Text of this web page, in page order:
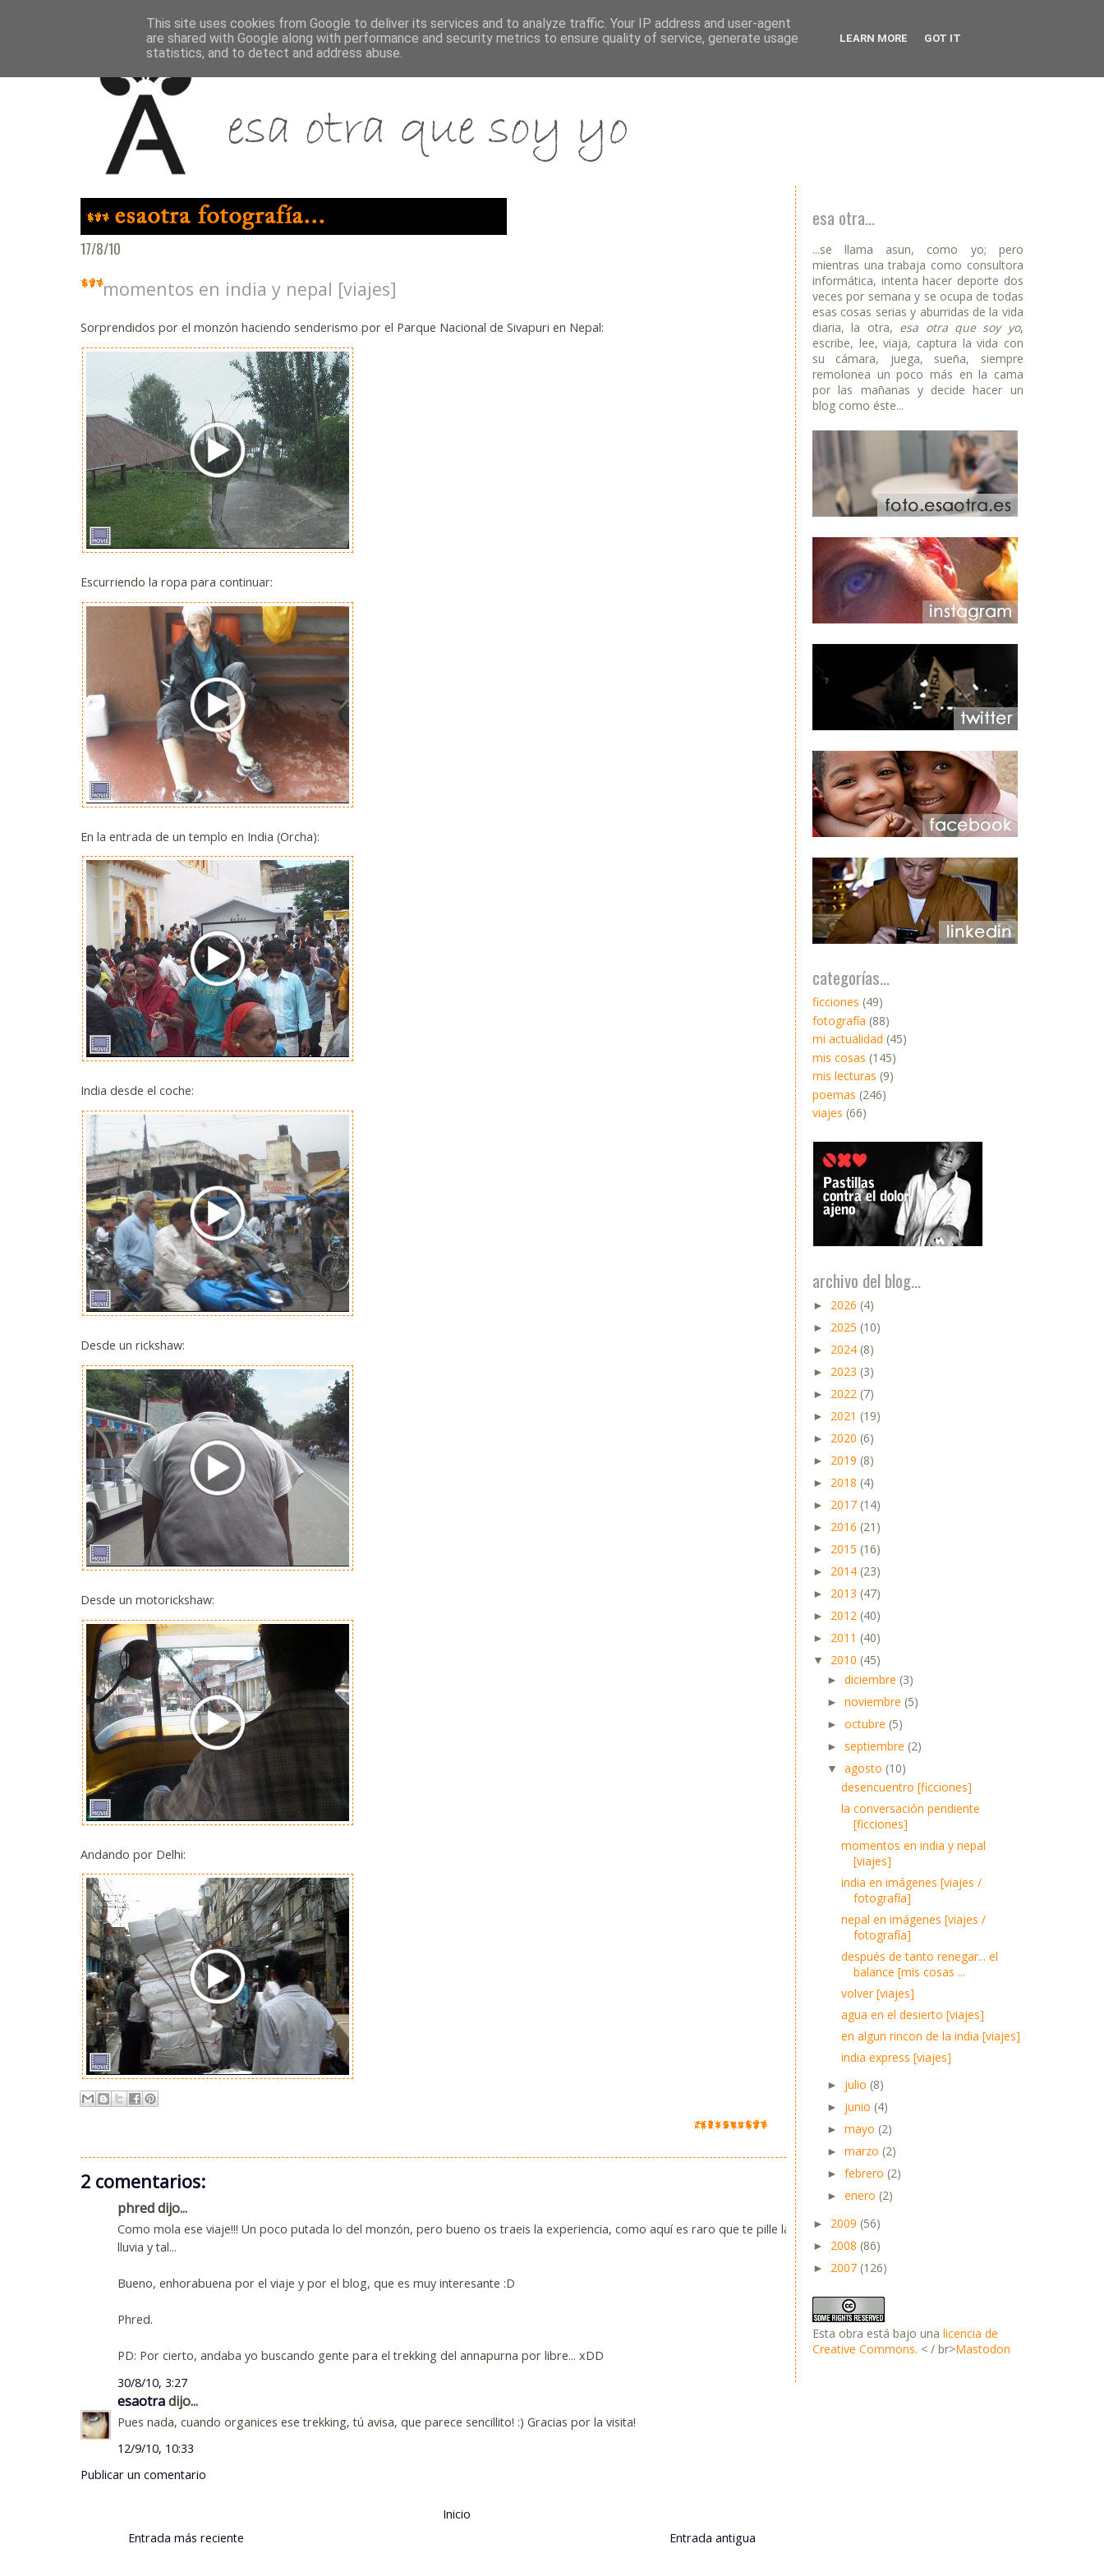
17/8/10
momentos en india y nepal [viajes]
Sorprendidos por el monzón haciendo senderismo por el Parque Nacional de Sivapuri en Nepal:
Escurriendo la ropa para continuar:
En la entrada de un templo en India (Orcha):
India desde el coche:
Desde un rickshaw:
Desde un motorickshaw:
Andando por Delhi:
2 comentarios:
phred dijo...
Como mola ese viaje!!! Un poco putada lo del monzón, pero bueno os traeis la experiencia, como aquí es raro que te pille la
lluvia y tal...
Bueno, enhorabuena por el viaje y por el blog, que es muy interesante :D
Phred.
PD: Por cierto, andaba yo buscando gente para el trekking del annapurna por libre... xDD
30/8/10, 3:27
esaotradijo...
Pues nada, cuando organices ese trekking, tú avisa, que parece sencillito! :) Gracias por la visita!
12/9/10, 10:33
Publicar un comentario
Entrada más reciente Entrada antigua
Inicio
esa otra...
...se llama asun, como yo; pero
mientras una trabaja como consultora
informática, intenta hacer deporte dos
veces por semana y se ocupa de todas
esas cosas serias y aburridas de la vida
diaria, la otra, esa otra que soy yo,
escribe, lee, viaja, captura la vida con
su cámara, juega, sueña, siempre
remolonea un poco más en la cama
por las mañanas y decide hacer un
blog como éste...
categorías...
ficciones (49)
fotografía (88)
mi actualidad (45)
mis cosas (145)
mis lecturas (9)
poemas (246)
viajes (66)
archivo del blog...
► 2026 (4)
► 2025 (10)
► 2024 (8)
► 2023 (3)
► 2022 (7)
► 2021 (19)
► 2020 (6)
► 2019 (8)
► 2018 (4)
► 2017 (14)
► 2016 (21)
► 2015 (16)
► 2014 (23)
► 2013 (47)
► 2012 (40)
► 2011 (40)
▼ 2010 (45)
► diciembre (3)
► noviembre (5)
► octubre (5)
► septiembre (2)
▼ agosto (10)
desencuentro [ficciones]
la conversación pendiente
[ficciones]
momentos en india y nepal
[viajes]
india en imágenes [viajes /
fotografía]
nepal en imágenes [viajes /
fotografía]
después de tanto renegar... el
balance [mis cosas ...
volver [viajes]
agua en el desierto [viajes]
en algun rincon de la india [viajes]
india express [viajes]
► julio (8)
► junio (4)
► mayo (2)
► marzo (2)
► febrero (2)
► enero (2)
► 2009 (56)
► 2008 (86)
► 2007 (126)
Esta obra está bajo una licencia de
Creative Commons. < / br>Mastodon
This site uses cookies from Google to deliver its services and to analyze traffic. Your IP address and user-agent
are shared with Google along with performance and security metrics to ensure quality of service, generate usage
statistics, and to detect and address abuse.
LEARN MORE GOT IT